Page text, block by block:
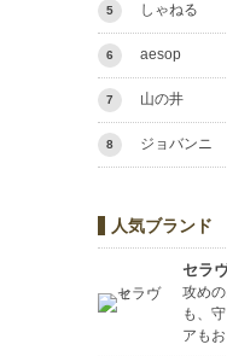
5 しゃねる
6 aesop
7 山の井
8 ジョバンニ
人気ブランド
セラ
攻め
も、
アも